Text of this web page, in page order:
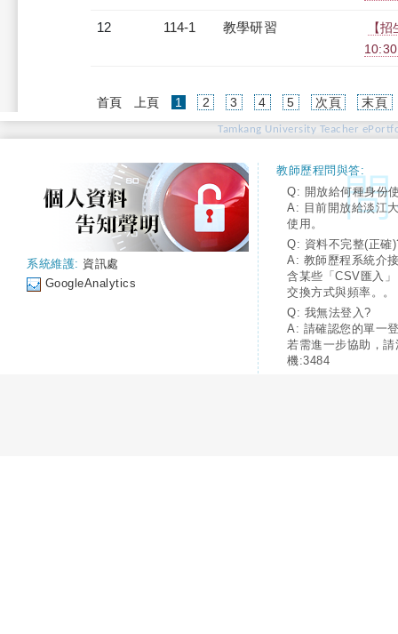
12 114-1 教學研習
【
首頁 上頁 1 (current)
2 3 4 5 次頁 末頁
Tamkang University Teacher
系統維護: 資訊處
GoogleAnalytics
教師歷程問與答:
Q: 開放給何種身份
A: 目前開放給淡江
使用。
Q: 資料不完整(正確
A: 教師歷程系統介
含某些「CSV匯入
交換方式與頻率。。
Q: 我無法登入?
A: 請確認您的單一
若需進一步協助，
機:3484